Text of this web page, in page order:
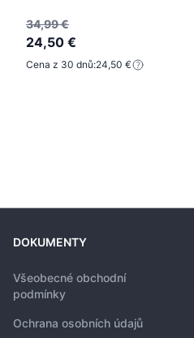
34,99 €
24,50 €
Cena z 30 dnů:24,50 €
DOKUMENTY
Všeobecné obchodní
podmínky
Ochrana osobních údajů